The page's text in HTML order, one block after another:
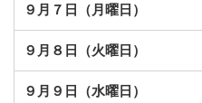
９月７日（月曜日）
９月８日（火曜日）
９月９日（水曜日）